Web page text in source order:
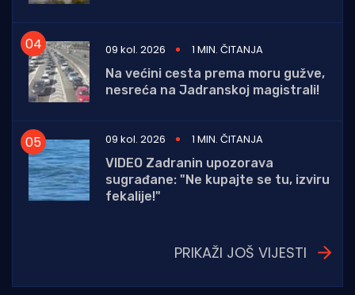
09 kol. 2026
1 MIN. ČITANJA
Na većini cesta prema moru gužve,
nesreća na Jadranskoj magistrali!
09 kol. 2026
1 MIN. ČITANJA
VIDEO Zadranin upozorava
sugrađane: "Ne kupajte se tu, izviru
fekalije!"
PRIKAŽI JOŠ VIJESTI